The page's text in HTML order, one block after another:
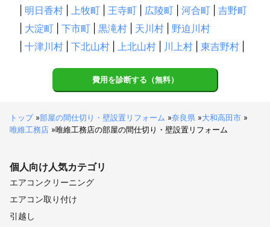
明日香村 上牧町 王寺町 広陵町 河合町
吉野町
大淀町 下市町 黒滝村 天川村
野迫川村
十津川村 下北山村 上北山村 川上村 東吉野村
費用を診断する（無料）
トップ»部屋の間仕切り・壁設置リフォーム »奈良県 »大和高田市 »
唯維工務店 »唯維工務店の部屋の間仕切り・壁設置リフォーム
個人向け人気カテゴリ
エアコンクリーニング
エアコン取り付け
引越し